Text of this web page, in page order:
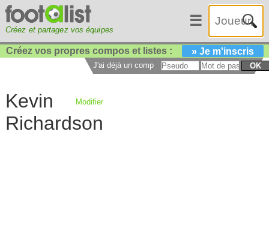
Créez et partagez vos équipes
☰
Créez vos propres compos et listes : » Je m'inscris
J'ai déjà un compte : OK
Kevin
Richardson
Modifier